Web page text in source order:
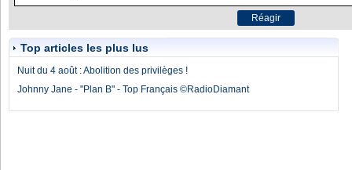
Top articles les plus lus
Nuit du 4 août : Abolition des privilèges !
Johnny Jane - "Plan B" - Top Français ©RadioDiamant